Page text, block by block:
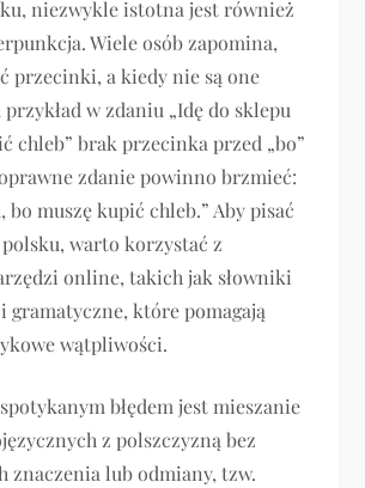
niezwykle istotna jest również
Wiele osób zapomina,
przecinki, a kiedy nie są one
w zdaniu „Idę do sklepu
chleb” brak przecinka przed „bo”
zdanie powinno brzmieć:
bo muszę kupić chleb.” Aby pisać
warto korzystać z
online, takich jak słowniki
gramatyczne, które pomagają
wątpliwości.
błędem jest mieszanie
z polszczyzną bez
znaczenia lub odmiany, tzw.